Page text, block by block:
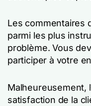
Les commentaires
parmi les plus
problème. Vous
participer à votre
Malheureusement,
satisfaction de la